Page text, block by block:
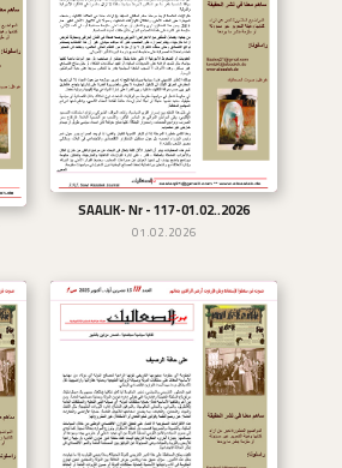
تحميل
SAALIK- Nr - 117-01.02..2026
01.02.2026